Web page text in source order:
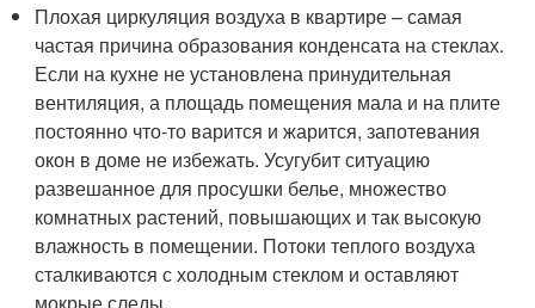
Плохая циркуляция воздуха в квартире – самая
частая причина образования конденсата на стеклах.
Если на кухне не установлена принудительная
вентиляция, а площадь помещения мала и на плите
постоянно что-то варится и жарится, запотевания
окон в доме не избежать. Усугубит ситуацию
развешанное для просушки белье, множество
комнатных растений, повышающих и так высокую
влажность в помещении. Потоки теплого воздуха
сталкиваются с холодным стеклом и оставляют